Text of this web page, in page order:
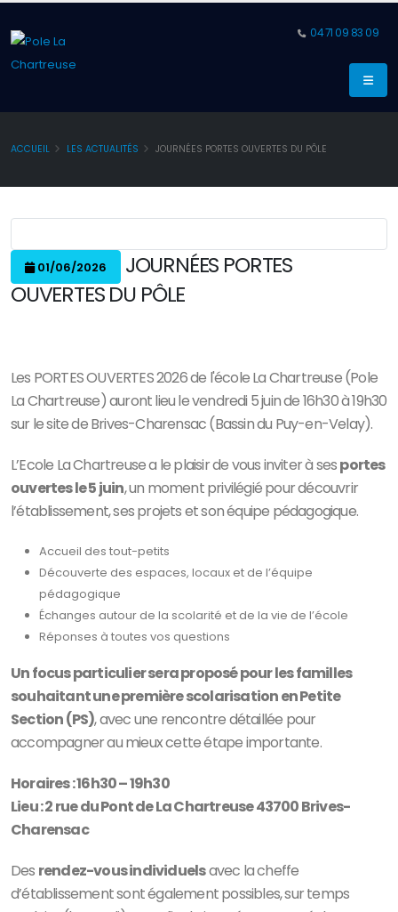
04 71 09 83 09
ACCUEIL LES ACTUALITÉS JOURNÉES PORTES OUVERTES DU PÔLE
01/06/2026
JOURNÉES PORTES
OUVERTES DU PÔLE
Les PORTES OUVERTES 2026 de l'école La Chartreuse (Pole
La Chartreuse) auront lieu le vendredi 5 juin de 16h30 à 19h30
sur le site de Brives-Charensac (Bassin du Puy-en-Velay).
L’Ecole La Chartreuse a le plaisir de vous inviter à sesportes
ouvertes le 5 juin, un moment privilégié pour découvrir
l’établissement, ses projets et son équipe pédagogique.
Accueil des tout-petits
Découverte des espaces, locaux et de l’équipe
pédagogique
Échanges autour de la scolarité et de la vie de l’école
Réponses à toutes vos questions
Un focus particulier sera proposé pour les familles
souhaitant une première scolarisation en Petite
Section (PS), avec une rencontre détaillée pour
accompagner au mieux cette étape importante.
Horaires : 16h30 – 19h30
Lieu : 2 rue du Pont de La Chartreuse 43700 Brives-
Charensac
Des rendez-vous individuelsavec la cheffe
d’établissement sont également possibles, sur temps